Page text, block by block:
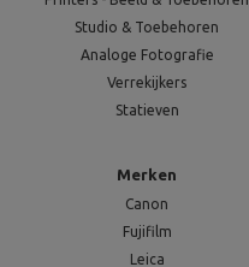
Studio & Toebehoren
Analoge Fotografie
Verrekijkers
Statieven
Merken
Canon
Fujifilm
Leica